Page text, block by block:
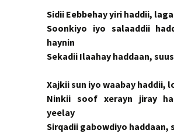
Sidii Eebbehay yiri haddii,
Soonkiyo iyo salaaddii
haynin
Sekadii Ilaahay haddaan,
Xajkii sun iyo waabay haddii,
Ninkii soof xerayn jiray
yeelay
Sirqadii gabowdiyo haddaan,